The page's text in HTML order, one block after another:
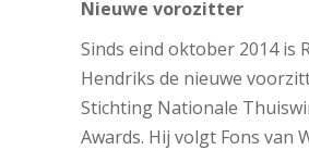
Nieuwe vorozitter
Sinds eind oktober 2014 is
Hendriks de nieuwe
Stichting Nationale
Awards. Hij volgt Fons van